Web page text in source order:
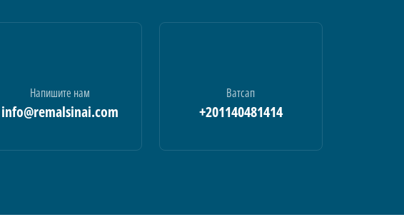
Напишите нам
info@remalsinai.com
Ватсап
+201140481414